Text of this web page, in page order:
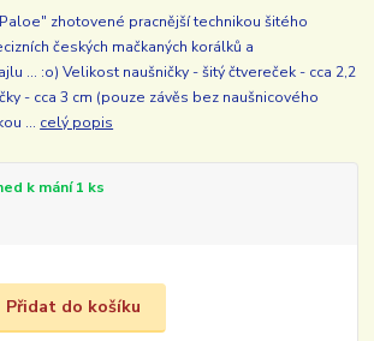
zhotovené pracnější technikou šitého
českých mačkaných korálků a
... :o) Velikost naušničky - šitý čtvereček - cca 2,2
- cca 3 cm (pouze závěs bez naušnicového
... celý popis
k mání 1 ks
Přidat do košíku